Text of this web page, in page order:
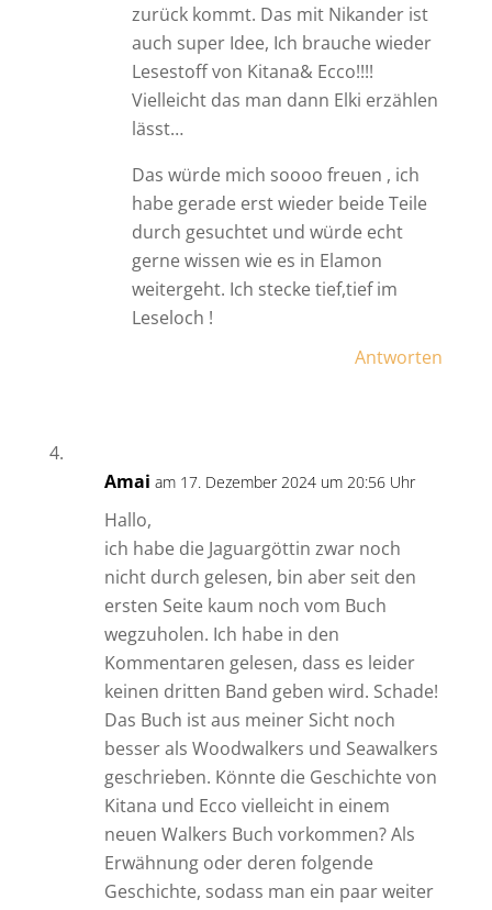
zurück kommt. Das mit Nikander ist
auch super Idee, Ich brauche wieder
Lesestoff von Kitana& Ecco!!!!
Vielleicht das man dann Elki erzählen
lässt…
Das würde mich soooo freuen , ich
habe gerade erst wieder beide Teile
durch gesuchtet und würde echt
gerne wissen wie es in Elamon
weitergeht. Ich stecke tief,tief im
Leseloch !
Antworten
Amai am 17. Dezember 2024 um 20:56 Uhr
Hallo,
ich habe die Jaguargöttin zwar noch
nicht durch gelesen, bin aber seit den
ersten Seite kaum noch vom Buch
wegzuholen. Ich habe in den
Kommentaren gelesen, dass es leider
keinen dritten Band geben wird. Schade!
Das Buch ist aus meiner Sicht noch
besser als Woodwalkers und Seawalkers
geschrieben. Könnte die Geschichte von
Kitana und Ecco vielleicht in einem
neuen Walkers Buch vorkommen? Als
Erwähnung oder deren folgende
Geschichte, sodass man ein paar weiter